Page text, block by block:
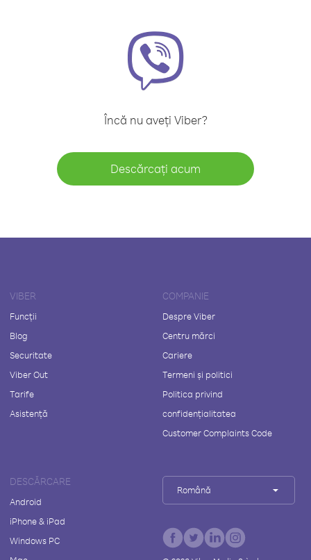
Încă nu aveți Viber?
Descărcați acum
VIBER
Funcții
Blog
Securitate
Viber Out
Tarife
Asistență
COMPANIE
Despre Viber
Centru mărci
Cariere
Termeni și politici
Politica privind
confidențialitatea
Customer Complaints Code
DESCĂRCARE
Android
iPhone & iPad
Windows PC
Română